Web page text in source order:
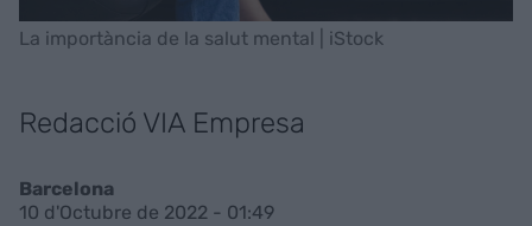
La importància de la salut mental | iStock
Redacció VIA Empresa
Barcelona
10 d'Octubre de 2022 - 01:49